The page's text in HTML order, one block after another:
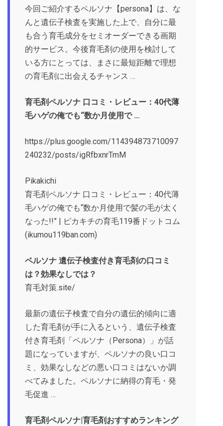
今回ご紹介するペルソナ【persona】は、な
んと遺伝子検査を実施した上で、自分に最
も合う育毛成分をセミオーダーできる画期
的サービス。今後育毛剤の使用を検討して
いる方にとっては、まさに最短距離で理想
の育毛剤に出会えるチャンス …
育毛剤ペルソナ 口コミ・レビュー：40代薄
毛ハゲの俺でも“数か月使用で …
https://plus.google.com/114394873710097
240232/posts/igRfbxnrTmM
Pikakichi
育毛剤ペルソナ 口コミ・レビュー：40代薄
毛ハゲの俺でも“数か月使用で髪の毛が太く
なった!!” | ピカキチの育毛119番ドットコム
(ikumou119ban.com)
ペルソナ 遺伝子検査付き育毛剤の口コミ
は？効果なしでは？
育毛対策.site/
最新の遺伝子検査で自分の遺伝的傾向に適
した育毛剤が手に入るという、遺伝子検査
付き育毛剤「ペルソナ（Persona）」が話
題になっていますが、ペルソナの良い口コ
ミ、効果なしなどの悪い口コミはないか調
べてみました。ペルソナに納得の育毛・発
毛促進 …
育毛剤ペルソナ|育毛剤おすすめランキング